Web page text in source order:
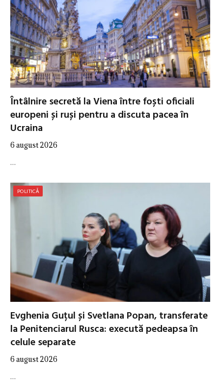
Întâlnire secretă la Viena între foști oficiali
europeni și ruși pentru a discuta pacea în
Ucraina
6 august 2026
…
POLITICĂ
Evghenia Guțul și Svetlana Popan, transferate
la Penitenciarul Rusca: execută pedeapsa în
celule separate
6 august 2026
…